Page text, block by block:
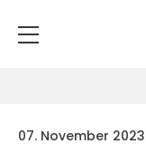
07. November 2023